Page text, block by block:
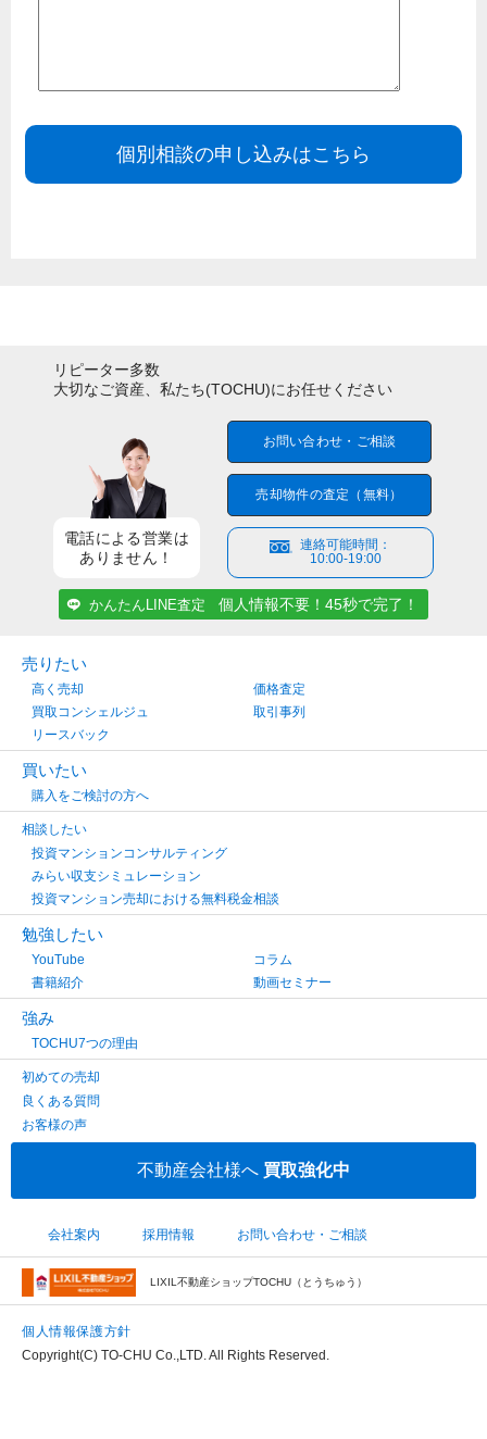
リピーター多数
大切なご資産、私たち(TOCHU)にお任せください
電話による営業は
ありません！
連絡可能時間：
10:00-19:00
お問い合わせ・ご相談
売却物件の査定（無料）
かんたんLINE査定 個人情報不要！45秒で完了！
売りたい
高く売却
価格査定
買取コンシェルジュ
取引事列
リースバック
買いたい
購入をご検討の方へ
相談したい
投資マンションコンサルティング
みらい収支シミュレーション
投資マンション売却における無料税金相談
勉強したい
YouTube
コラム
書籍紹介
動画セミナー
強み
TOCHU7つの理由
初めての売却
良くある質問
お客様の声
不動産会社様へ 買取強化中
会社案内 採用情報 お問い合わせ・ご相談
LIXIL不動産ショップTOCHU（とうちゅう）
個人情報保護方針
Copyright(C) TO-CHU Co.,LTD. All Rights Reserved.